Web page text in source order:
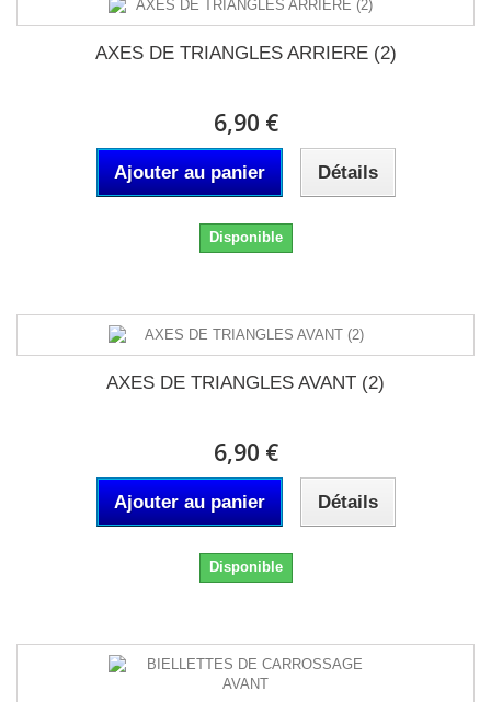
AXES DE TRIANGLES ARRIERE (2)
6,90 €
Ajouter au panier Détails
Disponible
AXES DE TRIANGLES AVANT (2)
6,90 €
Ajouter au panier Détails
Disponible